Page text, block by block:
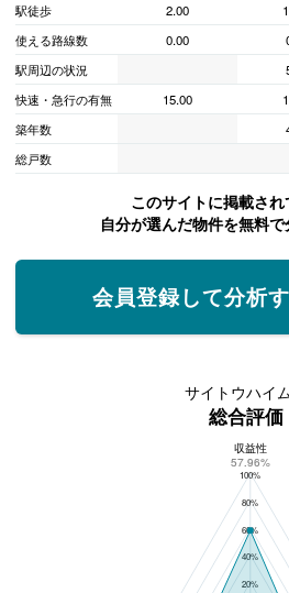
駅徒歩
2.00
使える路線数
0.00
駅周辺の状況
快速・急行の有無
15.00
築年数
総戸数
このサイトに掲載され
自分が選んだ物件を無料で
会員登録して分析
サイトウハイ
総合評価
サイトウハイムの総合評価
100%
80%
60%
40%
20%
収益性
57.96%